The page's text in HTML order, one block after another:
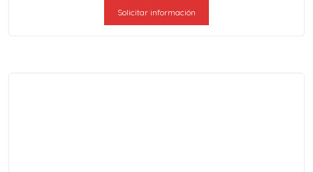
Solicitar información